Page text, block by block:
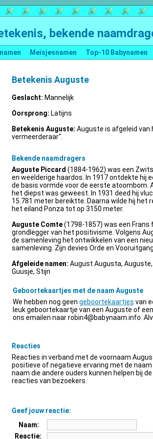
bekende
Meisjesnamen Top-10 Babynamen
Betekenis Auguste
Geslacht: Mannelijk
Oorsprong: Latijns
Betekenis Auguste: Auguste is afgeleid van
vermeerderaar".
Bekende naamdragers
Auguste Piccard (1884-1962) was een
en weelderige haardos. In 1917 ontdekte
de basis vormde voor de eerste atoombom.
het diepst was geweest. In 1931 deed hij
15.781 meter bereiktte. Daarna wilde hij het
het eiland Ponza tot op 3150 meter.
Auguste Comte(1798-1857) was een Frans
grondlegger van het positivisme. Volgens
de samenleving het ontwikkelen van een
samenleving. Zijn devies Orde en
Afgeleide namen: August Augusta,
Guusje, Stijn
Geboortekaartjes met de naam Auguste
We hebben nog geen geboortekaartjes van
leuk geboortekaartje van een Auguste of
ons emailen naarrobin4@babynaam.info .
Reacties
Reacties in verband met de voornaam
positieve of negatieve ervaring met de
naam die andere ouders kunnen helpen bij
reacties van bezoekers.
Geef jouw reactie:
Naam:
Reactie: